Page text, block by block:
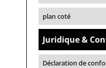
plan coté
Juridique &
Déclaration de